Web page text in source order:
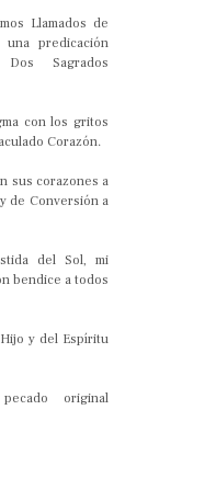
Llamados de
predicación
Sagrados
con los gritos
Corazón.
sus corazones a
de Conversión a
del Sol, mi
bendice a todos
y del Espíritu
original